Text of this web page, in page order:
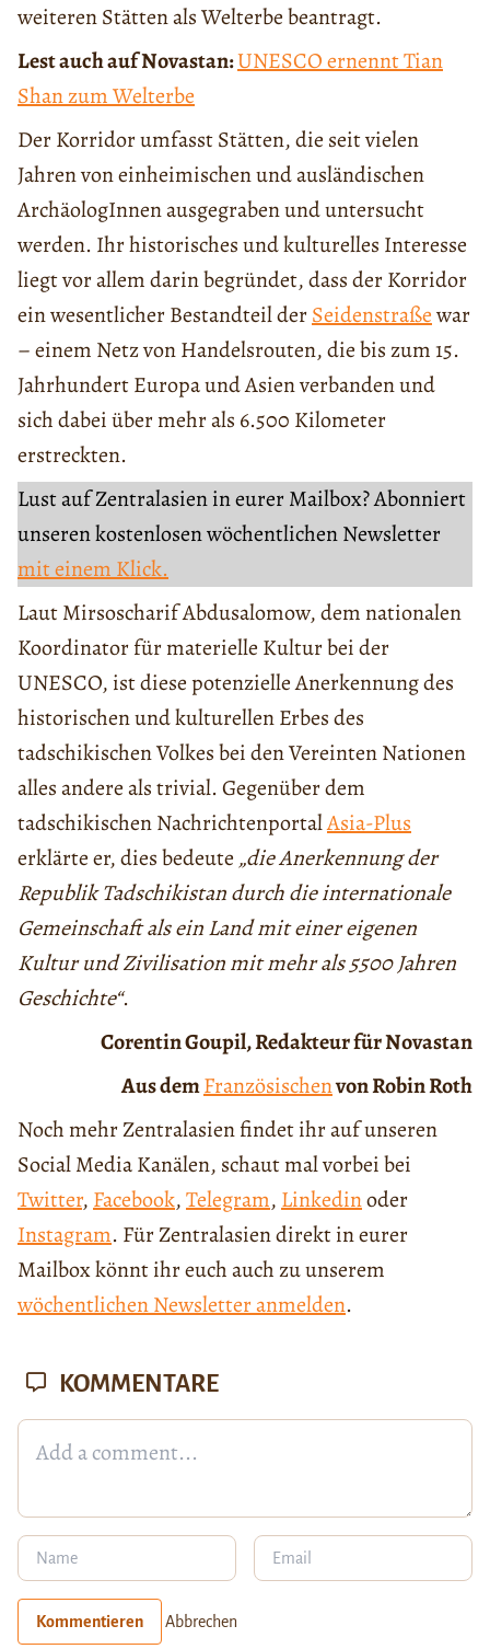
weiteren Stätten als Welterbe beantragt.
Lest auch auf Novastan:UNESCO ernennt Tian
Shan zum Welterbe
Der Korridor umfasst Stätten, die seit vielen
Jahren von einheimischen und ausländischen
ArchäologInnen ausgegraben und untersucht
werden. Ihr historisches und kulturelles Interesse
liegt vor allem darin begründet, dass der Korridor
ein wesentlicher Bestandteil derSeidenstraßewar
– einem Netz von Handelsrouten, die bis zum 15.
Jahrhundert Europa und Asien verbanden und
sich dabei über mehr als 6.500 Kilometer
erstreckten.
Lust auf Zentralasien in eurer Mailbox? Abonniert
unseren kostenlosen wöchentlichen Newsletter
mit einem Klick.
Laut Mirsoscharif Abdusalomow, dem nationalen
Koordinator für materielle Kultur bei der
UNESCO, ist diese potenzielle Anerkennung des
historischen und kulturellen Erbes des
tadschikischen Volkes bei den Vereinten Nationen
alles andere als trivial. Gegenüber dem
tadschikischen NachrichtenportalAsia-Plus
erklärte er, dies bedeute „die Anerkennung der
Republik Tadschikistan durch die internationale
Gemeinschaft als ein Land mit einer eigenen
Kultur und Zivilisation mit mehr als 5500 Jahren
Geschichte“.
Corentin Goupil, Redakteur für Novastan
Aus demFranzösischenvon Robin Roth
Noch mehr Zentralasien findet ihr auf unseren
Social Media Kanälen, schaut mal vorbei bei
Twitter, Facebook,Telegram, Linkedinoder
Instagram. Für Zentralasien direkt in eurer
Mailbox könnt ihr euch auch zu unserem
wöchentlichen Newsletter anmelden.
KOMMENTARE
Kommentieren Abbrechen